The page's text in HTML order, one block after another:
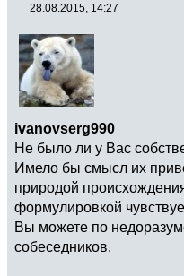
28.08.2015, 14:27
ivanovserg990
Не было ли у Вас
Имело бы смысл их
природой
формулировкой
Вы можете по
собеседников.